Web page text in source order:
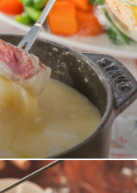
ォンデュ！！ミルポ